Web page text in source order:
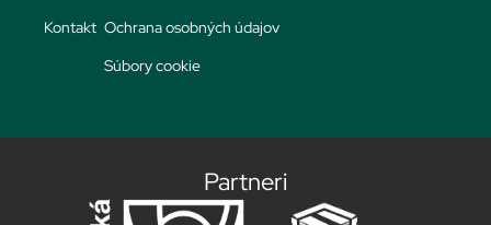
Kontakt Ochrana osobných údajov
Súbory cookie
Partneri